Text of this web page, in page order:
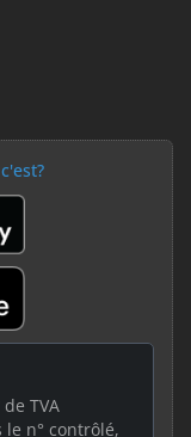
TVA
n° contrôlé,